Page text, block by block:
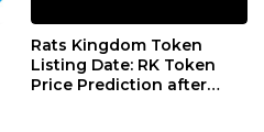
Rats Kingdom Token
Listing Date: RK Token
Price Prediction after